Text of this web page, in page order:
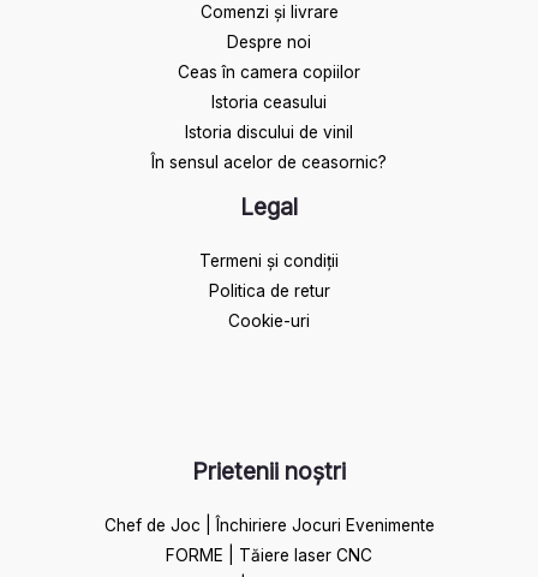
Comenzi și livrare
Despre noi
Ceas în camera copiilor
Istoria ceasului​
Istoria discului de vinil
În sensul acelor de ceasornic?
Legal
Termeni și condiții
Politica de retur
Cookie-uri
Prietenii noștri
Chef de Joc | Închiriere Jocuri Evenimente
FORME | Tăiere laser CNC